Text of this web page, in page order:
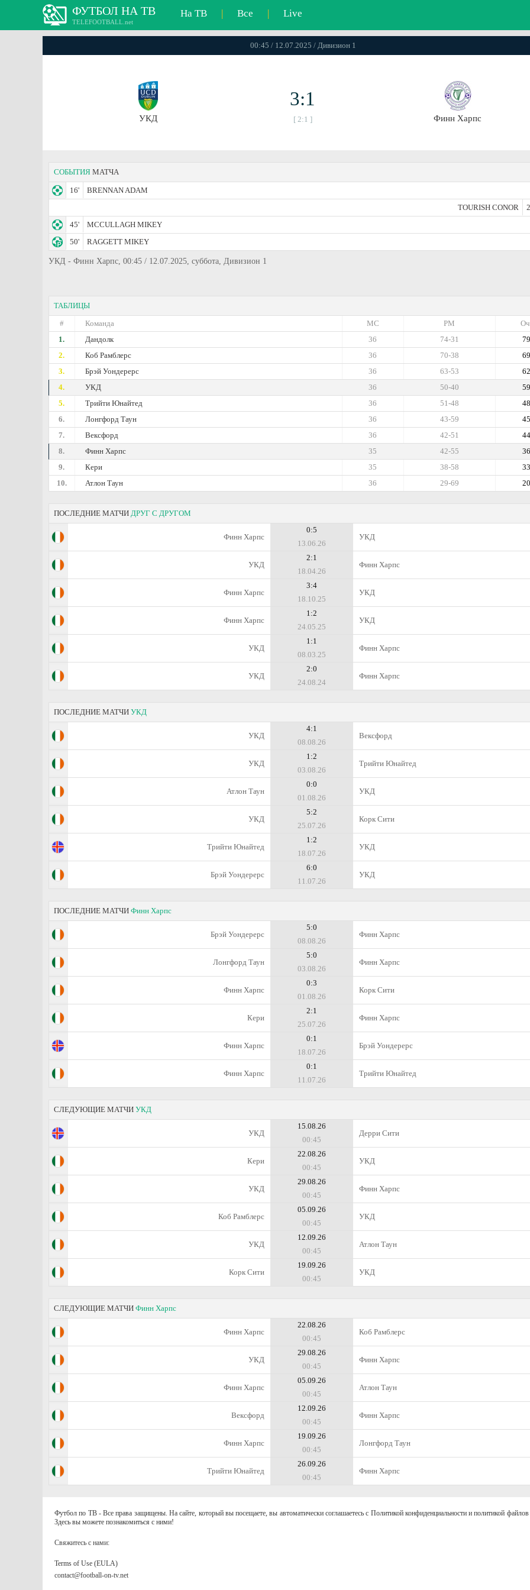
ФУТБОЛ НА ТВ
TELEFOOTBALL.net
На ТВ | Все | Live
00:45 / 12.07.2025 / Дивизион 1
УКД
3:1
[ 2:1 ] Финн Харпс
СОБЫТИЯ МАТЧА
16'
BRENNAN ADAM
TOURISH CONOR
45'
MCCULLAGH MIKEY
50'
RAGGETT MIKEY
УКД - Финн Харпс, 00:45 / 12.07.2025, суббота, Дивизион 1
ТАБЛИЦЫ
#
Команда РМ
МС
1.
Дандолк 79
74-31
36
2.
Коб Рамблерс 69
70-38
36
3.
Брэй Уондерерс 62
63-53
36
4.
УКД 59
50-40
36
5.
Трийти Юнайтед 48
51-48
36
6.
Лонгфорд Таун 45
43-59
36
7.
Вексфорд 44
42-51
36
8.
Финн Харпс 36
42-55
35
9.
Кери 33
38-58
35
10.
Атлон Таун 20
29-69
36
ПОСЛЕДНИЕ МАТЧИ ДРУГ С ДРУГОМ
Финн Харпс
0:5
13.06.26
УКД
УКД
2:1
18.04.26
Финн Харпс
Финн Харпс
3:4
18.10.25
УКД
Финн Харпс
1:2
24.05.25
УКД
УКД
1:1
08.03.25
Финн Харпс
УКД
2:0
24.08.24
Финн Харпс
ПОСЛЕДНИЕ МАТЧИ УКД
УКД
4:1
08.08.26
Вексфорд
УКД
1:2
03.08.26
Трийти Юнайтед
Атлон Таун
0:0
01.08.26
УКД
УКД
5:2
25.07.26
Корк Сити
Трийти Юнайтед
1:2
18.07.26
УКД
Брэй Уондерерс
6:0
11.07.26
УКД
ПОСЛЕДНИЕ МАТЧИ Финн Харпс
Брэй Уондерерс
5:0
08.08.26
Финн Харпс
Лонгфорд Таун
5:0
03.08.26
Финн Харпс
Финн Харпс
0:3
01.08.26
Корк Сити
Кери
2:1
25.07.26
Финн Харпс
Финн Харпс
0:1
18.07.26
Брэй Уондерерс
Финн Харпс
0:1
11.07.26
Трийти Юнайтед
СЛЕДУЮЩИЕ МАТЧИ УКД
УКД
15.08.26
00:45
Дерри Сити
Кери
22.08.26
00:45
УКД
УКД
29.08.26
00:45
Финн Харпс
Коб Рамблерс
05.09.26
00:45
УКД
УКД
12.09.26
00:45
Атлон Таун
Корк Сити
19.09.26
00:45
УКД
СЛЕДУЮЩИЕ МАТЧИ Финн Харпс
Финн Харпс
22.08.26
00:45
Коб Рамблерс
УКД
29.08.26
00:45
Финн Харпс
Финн Харпс
05.09.26
00:45
Атлон Таун
Вексфорд
12.09.26
00:45
Финн Харпс
Финн Харпс
19.09.26
00:45
Лонгфорд Таун
Трийти Юнайтед
26.09.26
00:45
Финн Харпс
Футбол по ТВ - Все права защищены. На сайте, который вы посещаете, вы автоматически соглашаетесь с Политикой конфиденциальности и политикой
Здесь вы можете познакомиться с ними!
Свяжитесь с нами:
Terms of Use (EULA)
contact@football-on-tv.net